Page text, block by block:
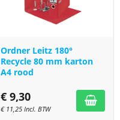
Ordner Leitz 180°
Recycle 80 mm karton
A4 rood
€ 9,30
€ 11,25 Incl. BTW